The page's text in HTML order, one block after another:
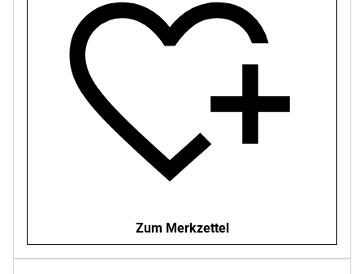
Zum Merkzettel